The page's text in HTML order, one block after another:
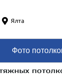
Ялта
Фото